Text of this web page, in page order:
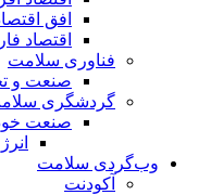
افق
اقتصاد
فناوری سلامت
صنعت و
گردشگری
صنعت
وب‌گردی سلامت
آکودنت